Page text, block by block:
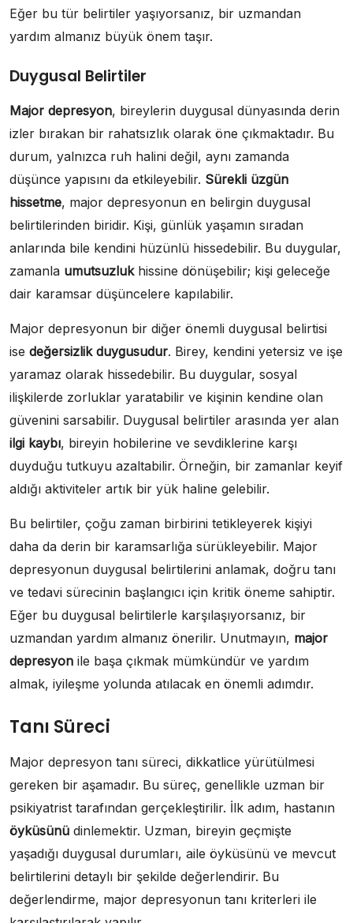
Eğer bu tür belirtiler yaşıyorsanız, bir uzmandan
yardım almanız büyük önem taşır.
Duygusal Belirtiler
Major depresyon, bireylerin duygusal dünyasında derin
izler bırakan bir rahatsızlık olarak öne çıkmaktadır. Bu
durum, yalnızca ruh halini değil, aynı zamanda
düşünce yapısını da etkileyebilir. Sürekli üzgün
hissetme, major depresyonun en belirgin duygusal
belirtilerinden biridir. Kişi, günlük yaşamın sıradan
anlarında bile kendini hüzünlü hissedebilir. Bu duygular,
zamanla umutsuzlukhissine dönüşebilir; kişi geleceğe
dair karamsar düşüncelere kapılabilir.
Major depresyonun bir diğer önemli duygusal belirtisi
ise değersizlik duygusudur. Birey, kendini yetersiz ve işe
yaramaz olarak hissedebilir. Bu duygular, sosyal
ilişkilerde zorluklar yaratabilir ve kişinin kendine olan
güvenini sarsabilir. Duygusal belirtiler arasında yer alan
ilgi kaybı, bireyin hobilerine ve sevdiklerine karşı
duyduğu tutkuyu azaltabilir. Örneğin, bir zamanlar keyif
aldığı aktiviteler artık bir yük haline gelebilir.
Bu belirtiler, çoğu zaman birbirini tetikleyerek kişiyi
daha da derin bir karamsarlığa sürükleyebilir. Major
depresyonun duygusal belirtilerini anlamak, doğru tanı
ve tedavi sürecinin başlangıcı için kritik öneme sahiptir.
Eğer bu duygusal belirtilerle karşılaşıyorsanız, bir
uzmandan yardım almanız önerilir. Unutmayın, major
depresyon ile başa çıkmak mümkündür ve yardım
almak, iyileşme yolunda atılacak en önemli adımdır.
Tanı Süreci
Major depresyon tanı süreci, dikkatlice yürütülmesi
gereken bir aşamadır. Bu süreç, genellikle uzman bir
psikiyatrist tarafından gerçekleştirilir. İlk adım, hastanın
öyküsünü dinlemektir. Uzman, bireyin geçmişte
yaşadığı duygusal durumları, aile öyküsünü ve mevcut
belirtilerini detaylı bir şekilde değerlendirir. Bu
değerlendirme, major depresyonun tanı kriterleri ile